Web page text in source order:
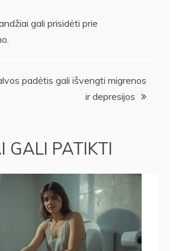
gali prisidėti prie
padėtis gali išvengti migrenos
ir depresijos
GALI PATIKTI